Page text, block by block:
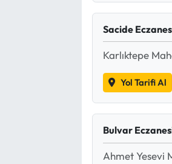
Sacide
Karlıktepe
Yol Tarifi Al
Bulvar
Ahmet Yesevi